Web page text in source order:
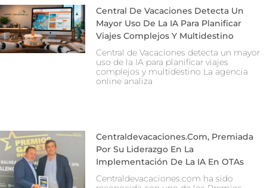
Central De Vacaciones Detecta Un
Mayor Uso De La IA Para Planificar
Viajes Complejos Y Multidestino
Central de Vacaciones detecta un mayor
uso de la IA para planificar viajes
complejos y multidestino La agencia
online analiza
Centraldevacaciones.com, Premiada
Por Su Liderazgo En La
Implementación De La IA En OTAs
Centraldevacaciones.com ha sido